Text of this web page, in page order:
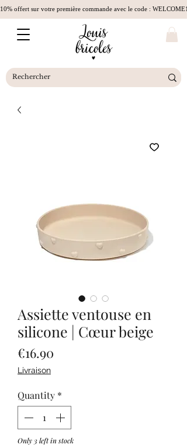
10% offert sur votre première commande avec le code :
Assiette ventouse en
silicone | Cœur beige
€16.90
Livraison
Quantity *
Only 3 left in stock